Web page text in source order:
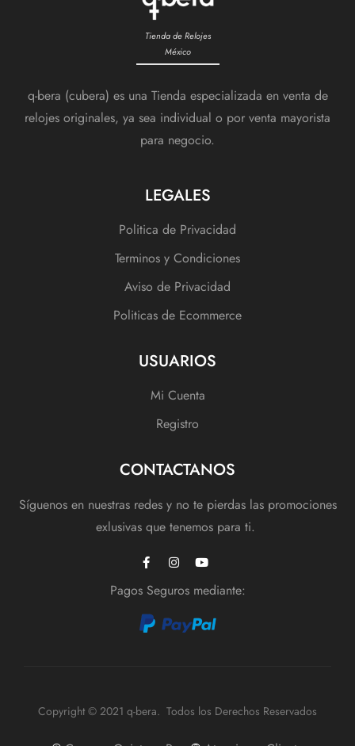
Tienda de Relojes
México
q-bera (cubera) es una Tienda especializada en venta de
relojes originales, ya sea individual o por venta mayorista
para negocio.
LEGALES
Politica de Privacidad
Terminos y Condiciones
Aviso de Privacidad
Politicas de Ecommerce
USUARIOS
Mi Cuenta
Registro
CONTACTANOS
Síguenos en nuestras redes y no te pierdas las promociones
exlusivas que tenemos para ti.
Pagos Seguros mediante:
Copyright © 2021 q-bera. Todos los Derechos Reservados